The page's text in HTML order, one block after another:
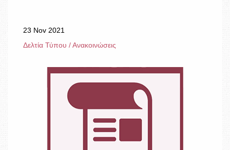
23 Nov 2021
Δελτία Τύπου / Ανακοινώσεις